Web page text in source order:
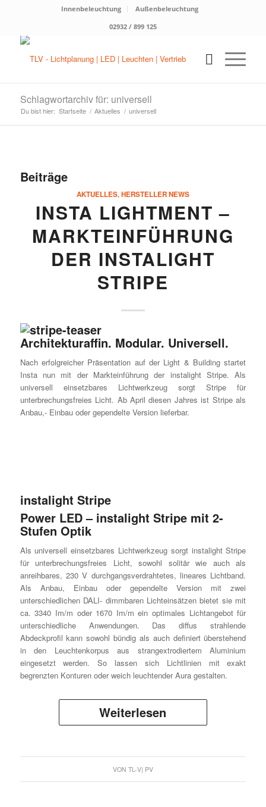
Innenbeleuchtung
Außenbeleuchtung
02932 / 899 125
Schlagwortarchiv für: universell
Du bist hier: Startseite / Aktuelles / universell
Beiträge
AKTUELLES,HERSTELLER NEWS
INSTA LIGHTMENT –
MARKTEINFÜHRUNG
DER INSTALIGHT
STRIPE
Architekturaffin. Modular. Universell.
Nach erfolgreicher Präsentation auf der Light & Building startet
Insta nun mit der Markteinführung der instalight Stripe. Als
universell einsetzbares Lichtwerkzeug sorgt Stripe für
unterbrechungsfreies Licht. Ab April diesen Jahres ist Stripe als
Anbau,- Einbau oder gependelte Version lieferbar.
instalight Stripe
Power LED – instalight Stripe mit 2-
Stufen Optik
Als universell einsetzbares Lichtwerkzeug sorgt instalight Stripe
für unterbrechungsfreies Licht, sowohl solitär wie auch als
anreihbares, 230 V durchgangsverdrahtetes, lineares Lichtband.
Als Anbau, Einbau oder gependelte Version mit zwei
unterschiedlichen DALI- dimmbaren Lichteinsätzen bietet sie mit
ca. 3340 Im/m oder 1670 Im/m ein optimales Lichtangebot für
unterschiedliche Anwendungen. Das diffus strahlende
Abdeckprofil kann sowohl bündig als auch definiert überstehend
in den Leuchtenkorpus aus strangextrodiertem Aluminium
eingesetzt werden. So lassen sich Lichtlinien mit exakt
begrenzten Konturen oder weich leuchtender Aura gestalten.
Weiterlesen
VON TL-V| PV